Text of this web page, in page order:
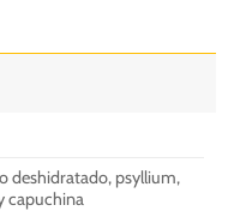
deshidratado, psyllium,
capuchina